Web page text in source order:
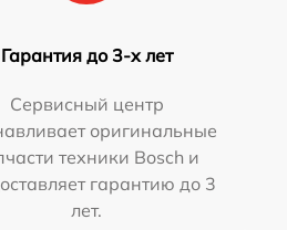
Гарантия до 3-х лет
Сервисный центр
оригинальные
техники Bosch и
гарантию до 3
лет.